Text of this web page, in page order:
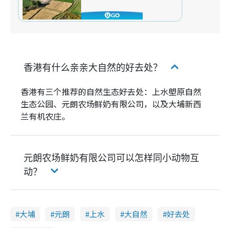
香港有什么亲亲大自然的好去处？
香港有三个推荐的自然生态好去处：上水塱原自然
生态公园、元朗农场鲜奶有限公司，以及大埔新西
兰有机农庄。
元朗农场鲜奶有限公司可以怎样同小动物互
动？
大埔 元朗 上水 大自然
好去处